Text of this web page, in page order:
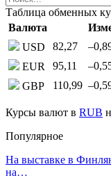
Таблица обменных
Валюта
USD
82,27
EUR
95,11
GBP
110,99
Курсы валют в RUB
Популярное
На выставке в
на…